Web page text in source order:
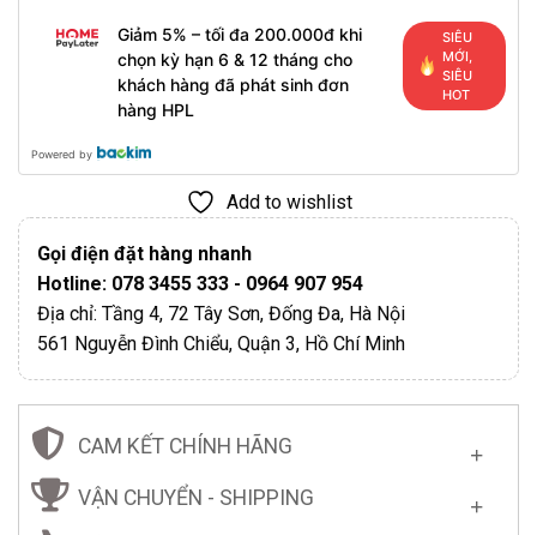
Giảm 5% – tối đa 200.000đ khi
chọn kỳ hạn 6 & 12 tháng cho
khách hàng đã phát sinh đơn
hàng HPL
SIÊU
MỚI,
SIÊU
HOT
Powered by
Add to wishlist
Gọi điện đặt hàng nhanh
Hotline: 078 3455 333 - 0964 907 954
Địa chỉ: Tầng 4, 72 Tây Sơn, Đống Đa, Hà Nội
561 Nguyễn Đình Chiểu, Quận 3, Hồ Chí Minh
CAM KẾT CHÍNH HÃNG
VẬN CHUYỂN - SHIPPING